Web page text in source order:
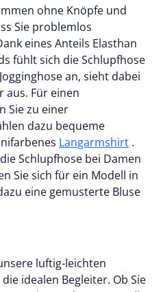
ohne Knöpfe und
Sie problemlos
eines Anteils Elasthan
fühlt sich die Schlupfhose
an, sieht dabei
aus. Für einen
Sie zu einer
dazu bequeme
Langarmshirt .
Schlupfhose bei Damen
Sie sich für ein Modell in
eine gemusterte Bluse
luftig-leichten